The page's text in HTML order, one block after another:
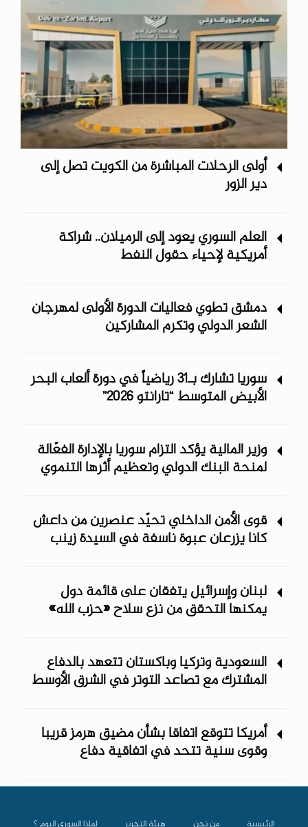
أولى الرحلات المباشرة من الكويت تصل إلى
دير الزور
العلم السوري يعود إلى الرميلان.. شراكة
أمريكية لإحياء حقول النفط
دمشق تطوي فعاليات الدورة الأولى لمهرجان
الشعر الدولي وتكرم المشاركين
سوريا تشارك بـ31 رياضياً في دورة ألعاب البحر
الأبيض المتوسط “تارانتو 2026”
وزير المالية يؤكد التزام سوريا بالإدارة الفعّالة
لمنحة البنك الدولي وتعظيم أثرها التنموي
قوى الأمن الداخلي تحيّد عنصرين من داعش
كانا يزرعان عبوة ناسفة في السيدة زينب
لبنان وإسرائيل يتفقان على قائمة دول
يمكنها التحقق من نزع سلاح «حزب الله»
السعودية وتركيا وباكستان تتعهد بالدفاع
المشترك مع تصاعد التوتر في الشرق الأوسط
أمريكا تتوقع اتفاقا بشأن مضيق هرمز قريبا
وقوى سنية تتحد في اتفاقية دفاع